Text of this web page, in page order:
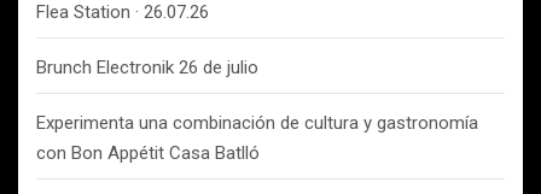
Flea Station · 26.07.26
Brunch Electronik 26 de julio
Experimenta una combinación de cultura y gastronomía
con Bon Appétit Casa Batlló